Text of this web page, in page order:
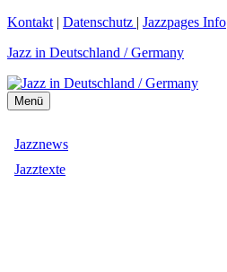
Zum
springen
Kontakt | Datenschutz | Jazzpages Info
Jazz in Deutschland / Germany
Menü
Jazznews
Jazztexte